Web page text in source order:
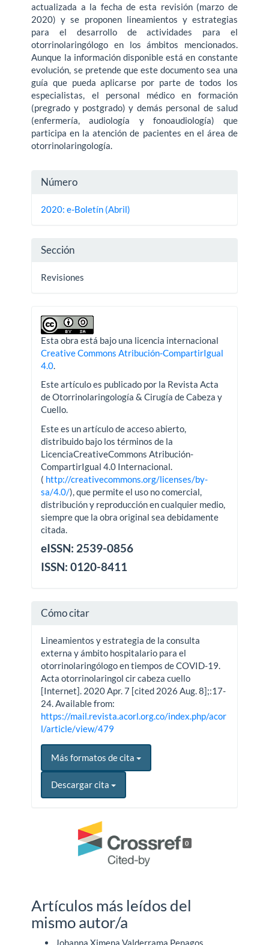
actualizada a la fecha de esta revisión (marzo de
2020) y se proponen lineamientos y estrategias
para el desarrollo de actividades para el
otorrinolaringólogo en los ámbitos mencionados.
Aunque la información disponible está en constante
evolución, se pretende que este documento sea una
guía que pueda aplicarse por parte de todos los
especialistas, el personal médico en formación
(pregrado y postgrado) y demás personal de salud
(enfermería, audiología y fonoaudiología) que
participa en la atención de pacientes en el área de
otorrinolaringología.
Detalles
del
Número
2020: e-Boletín (Abril)
Sección
Revisiones
Esta obra está bajo una licencia internacional
Creative Commons Atribución-CompartirIgual
4.0.
Este artículo es publicado por la Revista Acta
de Otorrinolaringología & Cirugía de Cabeza y
Cuello.
Este es un artículo de acceso abierto,
distribuido bajo los términos de la
LicenciaCreativeCommons Atribución-
CompartirIgual 4.0 Internacional.
( http://creativecommons.org/licenses/by-
sa/4.0/), que permite el uso no comercial,
distribución y reproducción en cualquier medio,
siempre que la obra original sea debidamente
citada.
eISSN: 2539-0856
ISSN: 0120-8411
Cómo citar
Lineamientos y estrategia de la consulta
externa y ámbito hospitalario para el
otorrinolaringólogo en tiempos de COVID-19.
Acta otorrinolaringol cir cabeza cuello
[Internet]. 2020 Apr. 7 [cited 2026 Aug. 8];:17-
24. Available from:
https://mail.revista.acorl.org.co/index.php/acor
l/article/view/479
Más formatos de cita
Descargar cita
0
Artículos más leídos del
mismo autor/a
Johanna Ximena Valderrama Penagos,